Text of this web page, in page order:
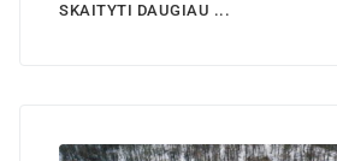
SKAITYTI DAUGIAU ...